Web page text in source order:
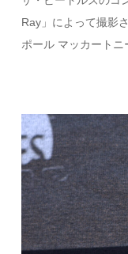
Ray」によって撮影
ポール マッカートニ